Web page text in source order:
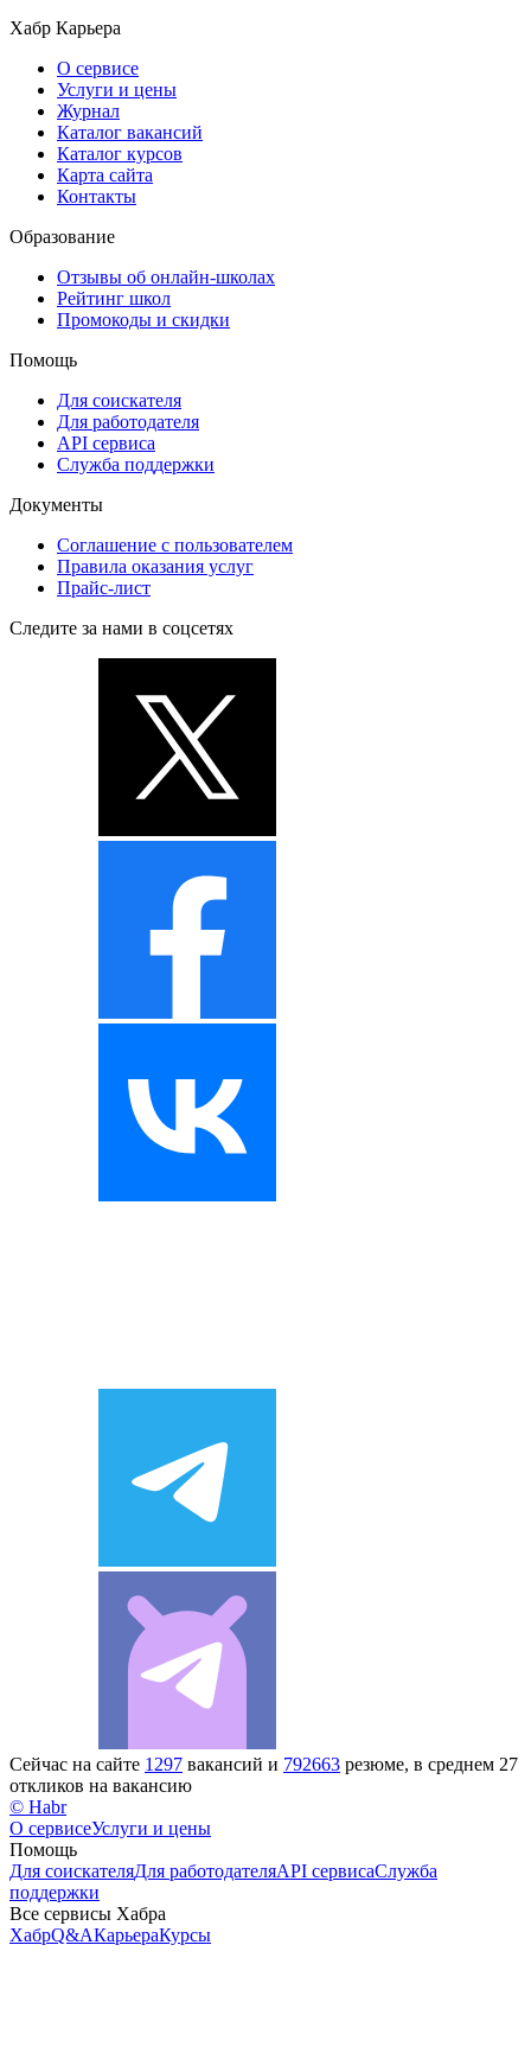
Хабр Карьера
О сервисе
Услуги и цены
Журнал
Каталог вакансий
Каталог курсов
Карта сайта
Контакты
Образование
Отзывы об онлайн-школах
Рейтинг школ
Промокоды и скидки
Помощь
Для соискателя
Для работодателя
API сервиса
Служба поддержки
Документы
Соглашение с пользователем
Правила оказания услуг
Прайс-лист
Следите за нами в соцсетях
Сейчас на сайте 1297 вакансий и 792663 резюме, в среднем 27
откликов на вакансию
© Habr
О сервисеУслуги и цены
Помощь
Для соискателяДля работодателяAPI сервисаСлужба
поддержки
Все сервисы Хабра
ХабрQ&AКарьераКурсы